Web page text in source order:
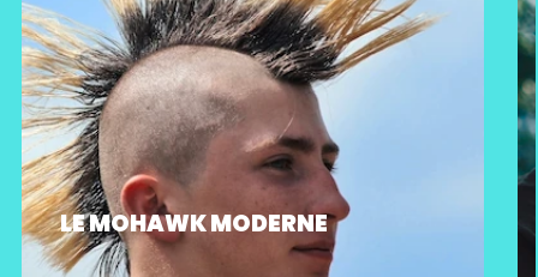
LE MOHAWK MODERNE